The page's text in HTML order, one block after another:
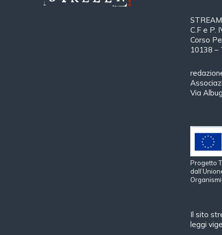
C.F e P.
Corso
10138 –
Via
Progetto
Il sito
leggi